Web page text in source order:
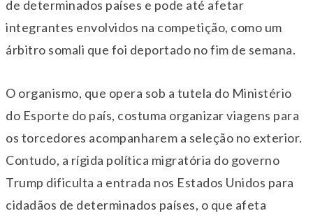
de determinados países e pode até afetar
integrantes envolvidos na competição, como um
árbitro somali que foi deportado no fim de semana.
O organismo, que opera sob a tutela do Ministério
do Esporte do país, costuma organizar viagens para
os torcedores acompanharem a seleção no exterior.
Contudo, a rígida política migratória do governo
Trump dificulta a entrada nos Estados Unidos para
cidadãos de determinados países, o que afeta